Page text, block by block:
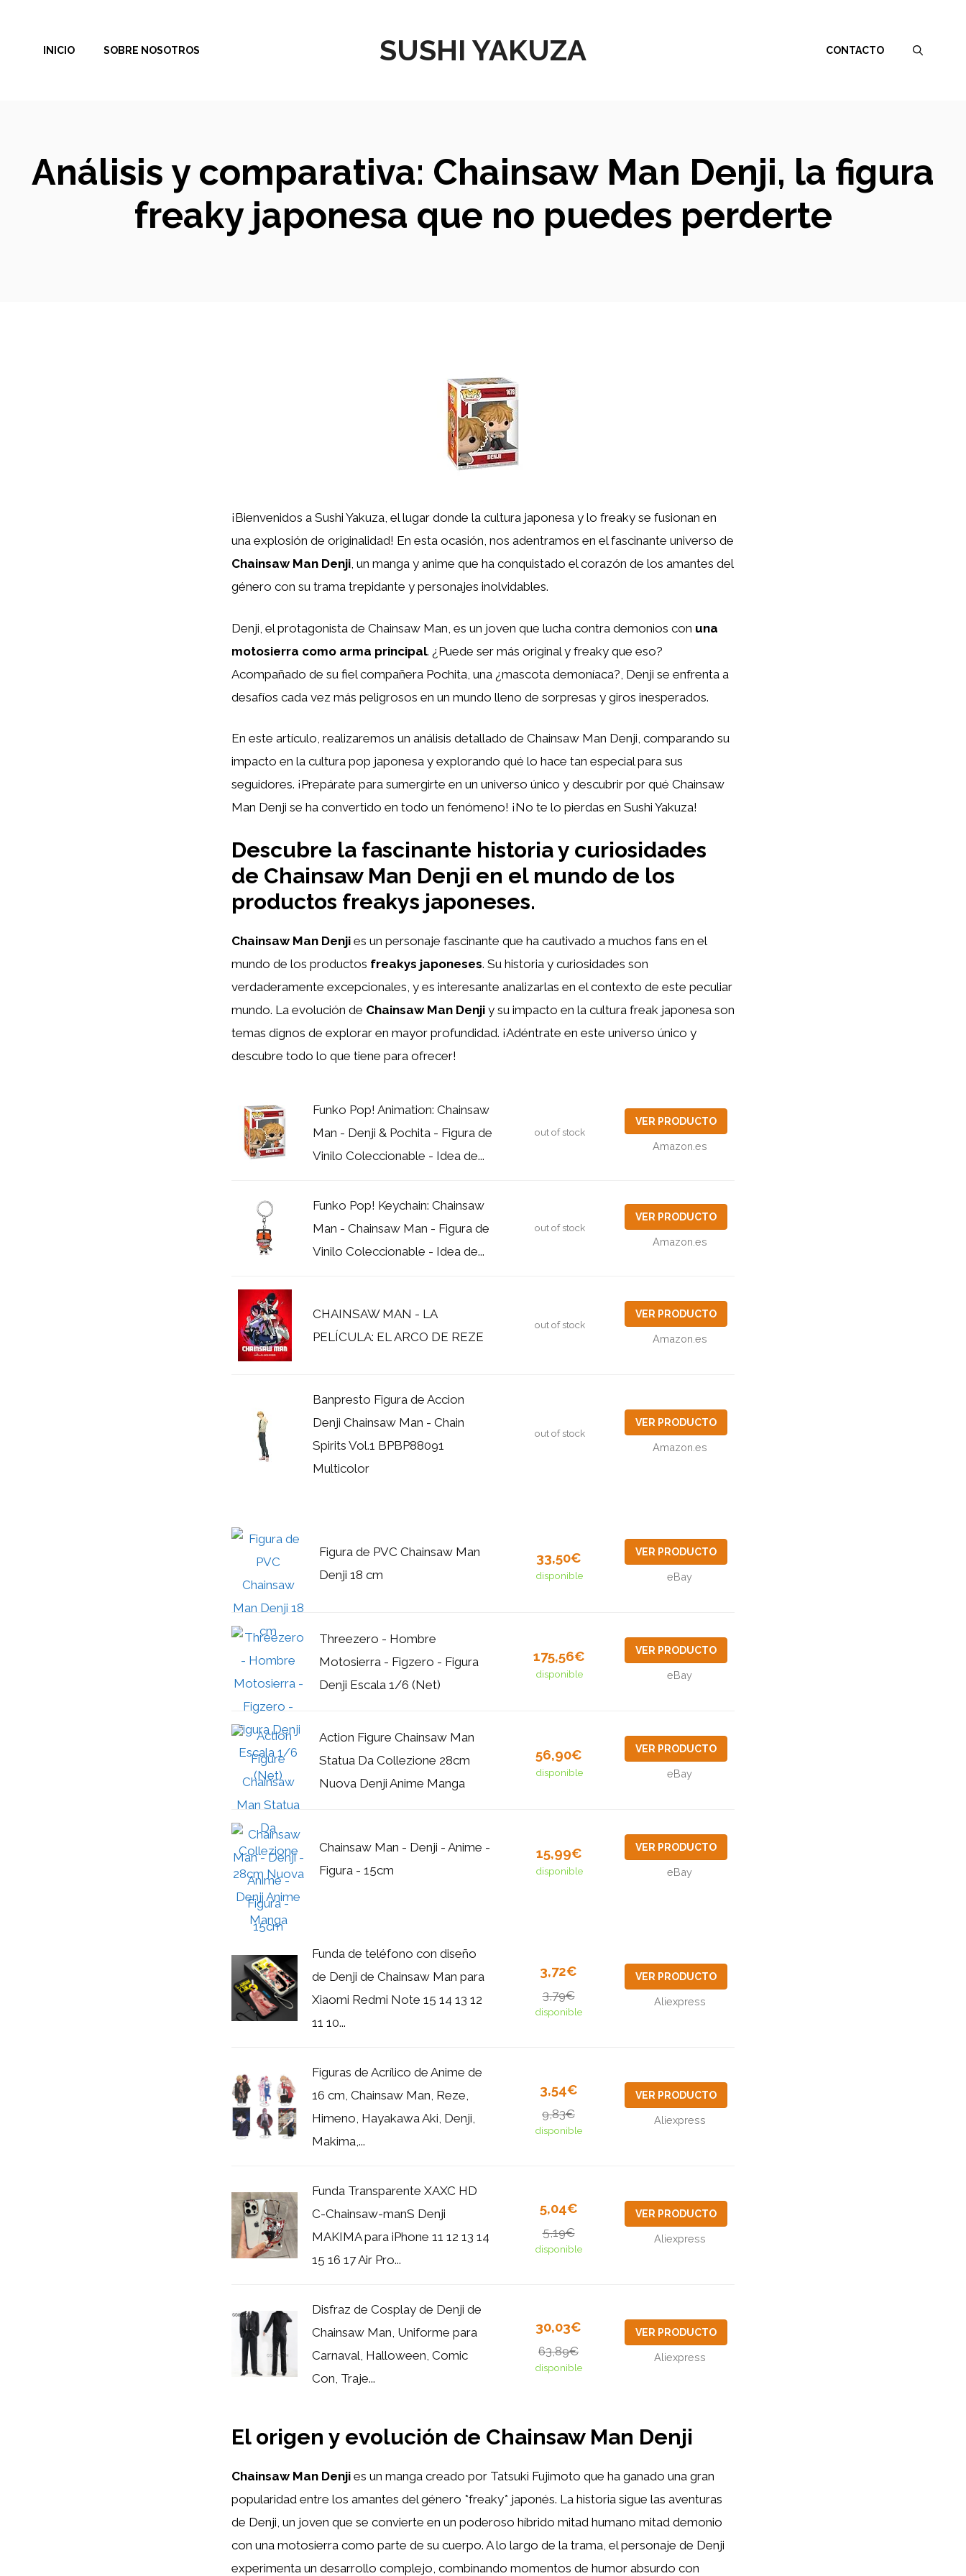
contenido
SUSHI YAKUZA
INICIO SOBRE NOSOTROS CONTACTO
Análisis y comparativa: Chainsaw Man Denji, la figura
freaky japonesa que no puedes perderte
¡Bienvenidos a Sushi Yakuza, el lugar donde la cultura japonesa y lo freaky se fusionan en
una explosión de originalidad! En esta ocasión, nos adentramos en el fascinante universo de
Chainsaw Man Denji, un manga y anime que ha conquistado el corazón de los amantes del
género con su trama trepidante y personajes inolvidables.
Denji, el protagonista de Chainsaw Man, es un joven que lucha contra demonios con una
motosierra como arma principal. ¿Puede ser más original y freaky que eso?
Acompañado de su fiel compañera Pochita, una ¿mascota demoníaca?, Denji se enfrenta a
desafíos cada vez más peligrosos en un mundo lleno de sorpresas y giros inesperados.
En este artículo, realizaremos un análisis detallado de Chainsaw Man Denji, comparando su
impacto en la cultura pop japonesa y explorando qué lo hace tan especial para sus
seguidores. ¡Prepárate para sumergirte en un universo único y descubrir por qué Chainsaw
Man Denji se ha convertido en todo un fenómeno! ¡No te lo pierdas en Sushi Yakuza!
Descubre la fascinante historia y curiosidades
de Chainsaw Man Denji en el mundo de los
productos freakys japoneses.
Chainsaw Man Denji es un personaje fascinante que ha cautivado a muchos fans en el
mundo de los productos freakys japoneses. Su historia y curiosidades son
verdaderamente excepcionales, y es interesante analizarlas en el contexto de este peculiar
mundo. La evolución de Chainsaw Man Denji y su impacto en la cultura freak japonesa son
temas dignos de explorar en mayor profundidad. ¡Adéntrate en este universo único y
descubre todo lo que tiene para ofrecer!
Funko Pop! Animation: Chainsaw
Man - Denji & Pochita - Figura de
Vinilo Coleccionable - Idea de...
out of stock
VER PRODUCTO
Amazon.es
Funko Pop! Keychain: Chainsaw
Man - Chainsaw Man - Figura de
Vinilo Coleccionable - Idea de...
out of stock
VER PRODUCTO
Amazon.es
CHAINSAW MAN - LA
PELÍCULA: EL ARCO DE REZE
out of stock
VER PRODUCTO
Amazon.es
Banpresto Figura de Accion
Denji Chainsaw Man - Chain
Spirits Vol.1 BPBP88091
Multicolor
out of stock
VER PRODUCTO
Amazon.es
Figura de PVC Chainsaw Man
Denji 18 cm
33,50€
disponible
VER PRODUCTO
eBay
Threezero - Hombre
Motosierra - Figzero - Figura
Denji Escala 1/6 (Net)
175,56€
disponible
VER PRODUCTO
eBay
Action Figure Chainsaw Man
Statua Da Collezione 28cm
Nuova Denji Anime Manga
56,90€
disponible
VER PRODUCTO
eBay
Chainsaw Man - Denji - Anime -
Figura - 15cm
15,99€
disponible
VER PRODUCTO
eBay
Funda de teléfono con diseño
de Denji de Chainsaw Man para
Xiaomi Redmi Note 15 14 13 12
11 10...
3,72€
3,79€
disponible
VER PRODUCTO
Aliexpress
Figuras de Acrílico de Anime de
16 cm, Chainsaw Man, Reze,
Himeno, Hayakawa Aki, Denji,
Makima,...
3,54€
9,83€
disponible
VER PRODUCTO
Aliexpress
Funda Transparente XAXC HD
C-Chainsaw-manS Denji
MAKIMA para iPhone 11 12 13 14
15 16 17 Air Pro...
5,04€
5,19€
disponible
VER PRODUCTO
Aliexpress
Disfraz de Cosplay de Denji de
Chainsaw Man, Uniforme para
Carnaval, Halloween, Comic
Con, Traje...
30,03€
63,89€
disponible
VER PRODUCTO
Aliexpress
El origen y evolución de Chainsaw Man Denji
Chainsaw Man Denji es un manga creado por Tatsuki Fujimoto que ha ganado una gran
popularidad entre los amantes del género *freaky* japonés. La historia sigue las aventuras
de Denji, un joven que se convierte en un poderoso híbrido mitad humano mitad demonio
con una motosierra como parte de su cuerpo. A lo largo de la trama, el personaje de Denji
experimenta un desarrollo complejo, combinando momentos de humor absurdo con